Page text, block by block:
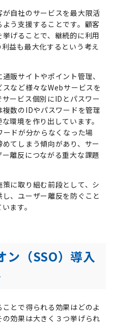
自社のサービスを最大限活
う支援することです。顧客
げることで、継続的に利用
益も最大化するという考え
販サイトやポイント管理、
スなど様々なWebサービスを
ービス個別にID とパスワー
複数のIDやパスワードを管理
環境を作り出しています。
ードが分からなくなった場
てしまう傾向があり、サー
離反につながる重大な課題
に取り組む前段として、シ
、ユーザー離反を防ぐこと
ます。
ン（SSO）導入
とで得られる効果はどのよ
効果は大きく３つ挙げられ